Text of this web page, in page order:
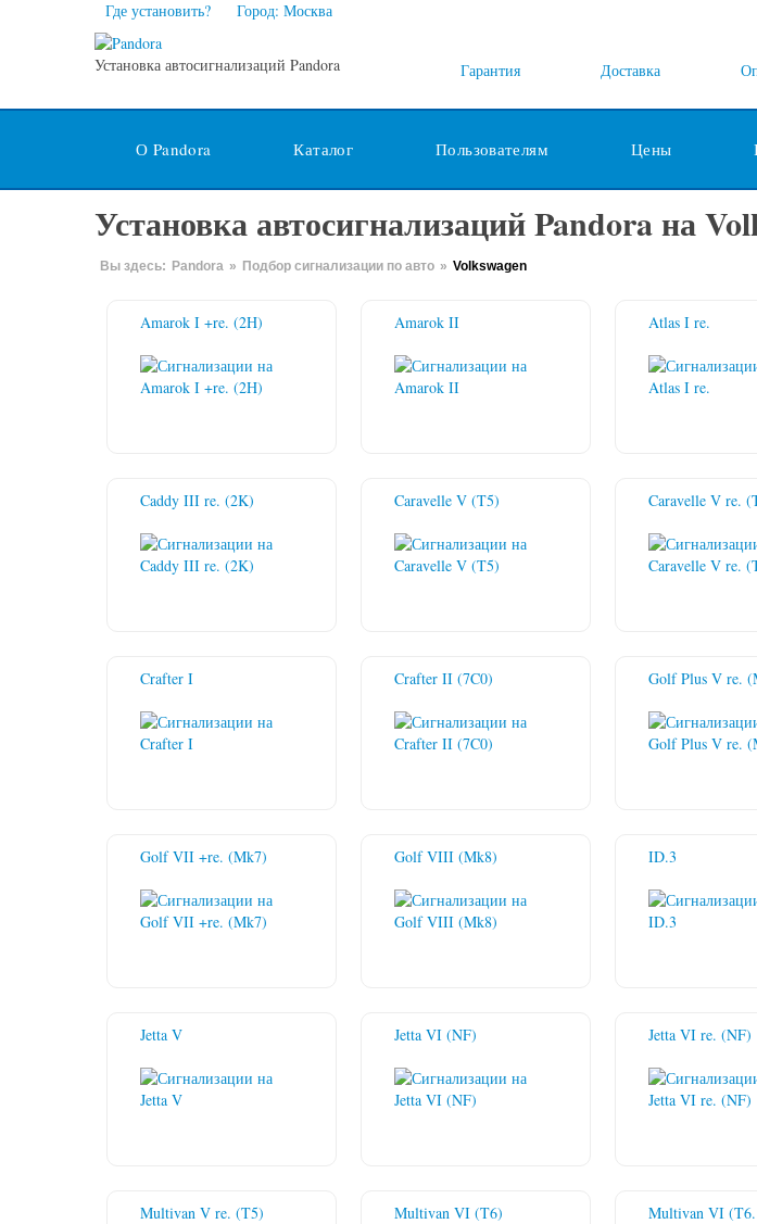
Где установить? Город: Москва
Установка автосигнализаций Pandora Гарантия Доставка
О Pandora Каталог Пользователям Цены
Установка автосигнализаций Pandora на
Вы здесь: Pandora » Подбор сигнализации по авто » Volkswagen
Amarok I +re. (2H) Amarok II Atlas I re.
Caddy III re. (2K) Caravelle V (T5) Caravelle V re.
Crafter I Crafter II (7C0) Golf Plus V re.
Golf VII +re. (Mk7) Golf VIII (Mk8) ID.3
Jetta V Jetta VI (NF) Jetta VI re. (NF)
Multivan V re. (T5) Multivan VI (T6) Multivan VI